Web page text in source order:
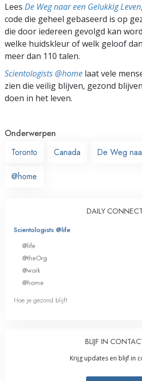
Lees De Weg naar een Gelukkig Leven
code die geheel gebaseerd is op
die door iedereen gevolgd kan
welke huidskleur of welk geloof
meer dan 110 talen.
Scientologists @home laat vele
zien die veilig blijven, gezond
doen in het leven.
Onderwerpen
Toronto
Canada De Weg
@home
DAILY CONNECT
Scientologists @life
@life
@theOrg
@work
@home
Hoe je gezond blijft
BLIJF IN
Krijg updates en blijf in